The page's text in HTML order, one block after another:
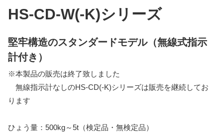
トラックスケール
HS-CD-W(-K)シリーズ
堅牢構造のスタンダードモデル（無線式指示
計付き）
※本製品の販売は終了致しました
無線指示計なしのHS-CD(-K)シリーズは販売を継続してお
ります
ひょう量：500kg～5t（検定品・無検定品）